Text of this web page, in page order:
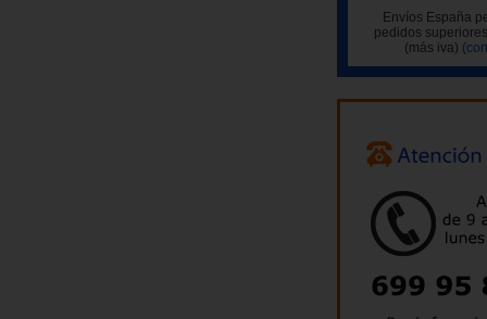
Envíos España
pedidos
(más iva)